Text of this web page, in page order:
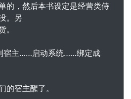
的，然后本书设定是经营类侍
。另
。
主……启动系统……绑定成
宿主醒了。